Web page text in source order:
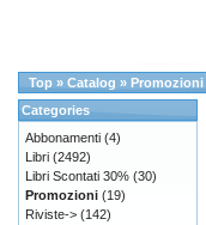
Top » Catalog » Promozioni
Categories
Abbonamenti (4)
Libri (2492)
Libri Scontati 30% (30)
Promozioni (19)
Riviste-> (142)